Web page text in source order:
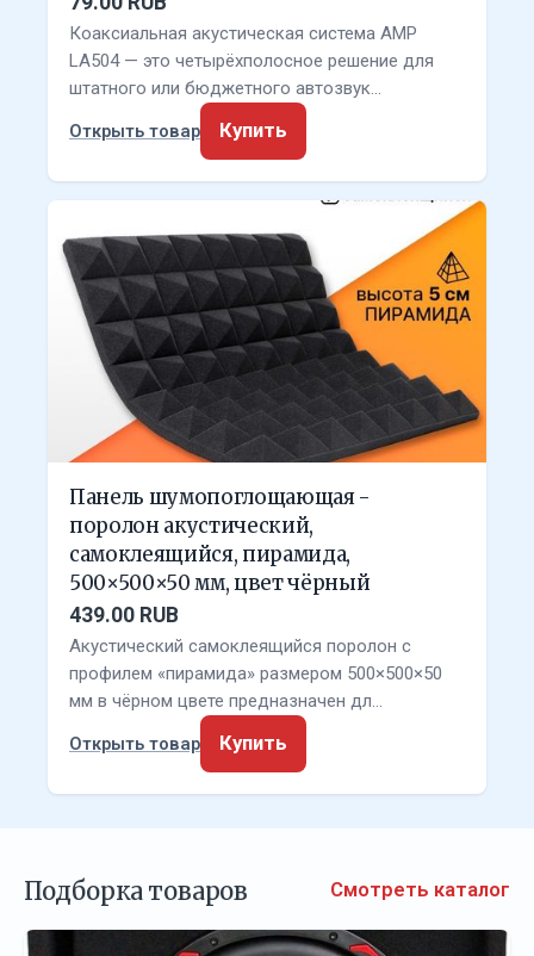
Коаксиальная акустическая система AMP
LA504 — это четырёхполосное решение для
штатного или бюджетного автозвук…
Открыть товар
Купить
Панель шумопоглощающая -
поролон акустический,
самоклеящийся, пирамида,
500×500×50 мм, цвет чёрный
439.00 RUB
Акустический самоклеящийся поролон с
профилем «пирамида» размером 500×500×50
мм в чёрном цвете предназначен дл…
Открыть товар
Купить
Подборка товаров Смотреть каталог